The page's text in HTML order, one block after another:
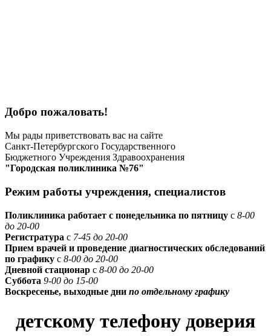
Добро пожаловать!
Мы рады приветствовать вас на сайте
Санкт-Петербургского Государственного
Бюджетного Учреждения Здравоохранения
"Городская поликлиника №76"
Режим работы учреждения, специалистов
Поликлиника работает с понедельника по пятницу с 8-00
до 20-00
Регистратура с 7-45 до 20-00
Прием врачей и проведение диагностических обследований
по графику с 8-00 до 20-00
Дневной стационар с 8-00 до 20-00
Суббота 9-00 до 15-00
Воскресенье, выходные дни по отдельному графику
детскому телефону доверия